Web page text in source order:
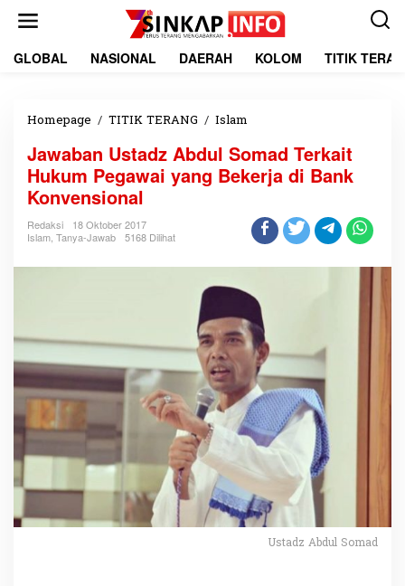
GLOBAL NASIONAL DAERAH KOLOM TITIK
Homepage / TITIK TERANG / Islam
w
a
b
n
U
t
d
z
A
b
d
u
l
S
o
m
d
T
e
r
Jawaban Ustadz Abdul Somad Terkait
Hukum Pegawai yang Bekerja di Bank
Konvensional
Redaksi
18 Oktober 2017
Islam Tanya-Jawab 5168 Dilihat
Ustadz Abdul Somad